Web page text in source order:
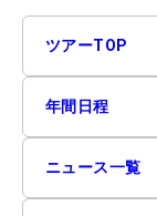
ツアーTOP
年間日程
ニュース一覧